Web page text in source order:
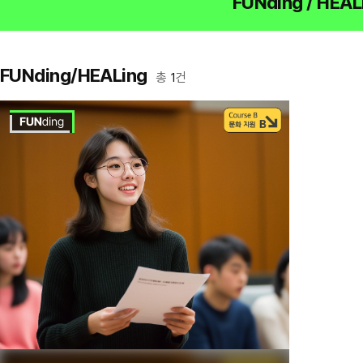
FUNding/HEALing 총 1건